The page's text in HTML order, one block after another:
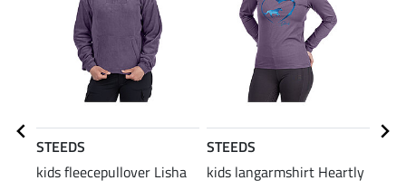
STEEDS
kids fleecepullover Lisha
STEEDS
kids langarmshirt Heartly